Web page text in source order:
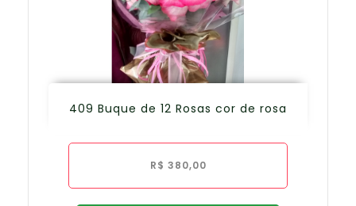
409 Buque de 12 Rosas cor de rosa
R$ 380,00